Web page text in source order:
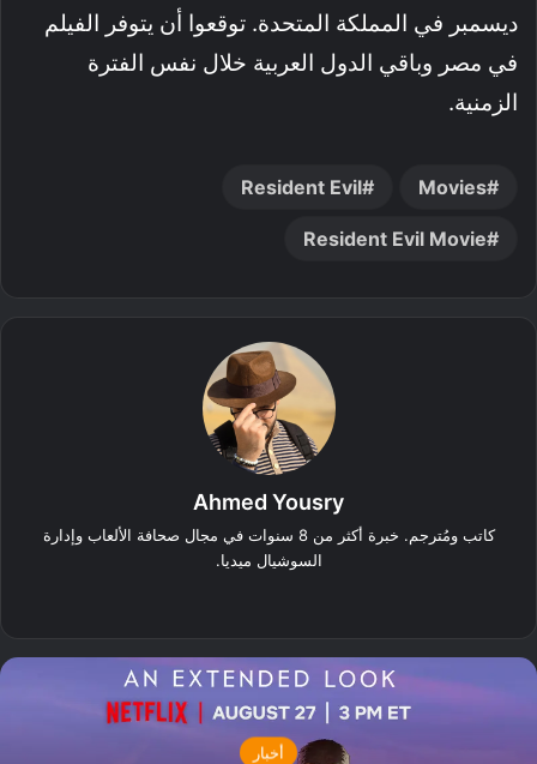
ديسمبر في المملكة المتحدة. توقعوا أن يتوفر الفيلم
في مصر وباقي الدول العربية خلال نفس الفترة
الزمنية.
Movies
Resident Evil
Resident Evil Movie
Ahmed Yousry
كاتب ومُترجم. خبرة أكثر من 8 سنوات في مجال صحافة الألعاب وإدارة
السوشيال ميديا.
أخبار